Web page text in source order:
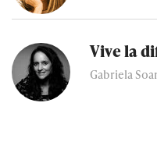
Vive la
Gabriela